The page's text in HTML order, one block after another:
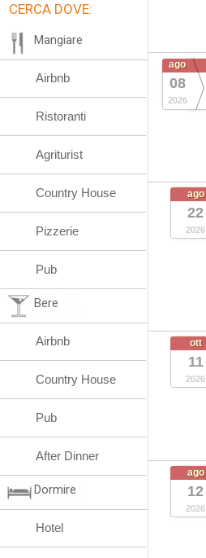
ago
08
2026
ago
22
2026
ott
11
2026
ago
12
2026
CERCA DOVE:
Mangiare
Airbnb
Ristoranti
Agriturist
Country House
Pizzerie
Pub
Bere
Airbnb
Country House
Pub
After Dinner
Dormire
Hotel